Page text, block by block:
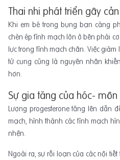
Thai nhi phát triển gây
Khi em bé trong bụng bạn càng
chèn ép tĩnh mạch lớn ở bên phải
lực trong tĩnh mạch chân. Việc
tử cung cũng là nguyên nhân
hơn.
Sự gia tăng của hóc-
Lượng progesterone tăng lên dẫn
mạch, hình thành các tĩnh mạch
nhện.
Ngoài ra, sự rối loạn của các nội